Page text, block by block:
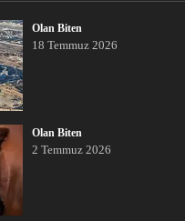
Olan Biten
18 Temmuz 2026
Olan Biten
2 Temmuz 2026